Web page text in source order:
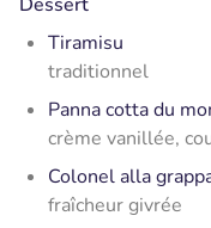
Tiramisu
traditionnel
Panna cotta du
crème vanillée,
Colonel alla
fraîcheur givrée